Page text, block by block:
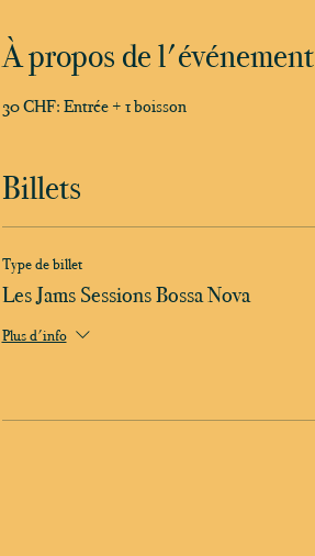
À propos de l'événement
30 CHF: Entrée + 1 boisson
Billets
Type de billet
Les Jams Sessions Bossa Nova
Plus d'info